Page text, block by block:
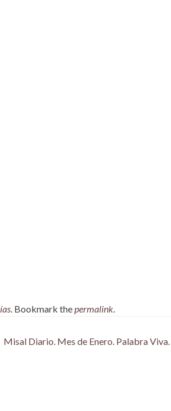
. Bookmark thepermalink.
Misal Diario. Mes de Enero. Palabra Viva.